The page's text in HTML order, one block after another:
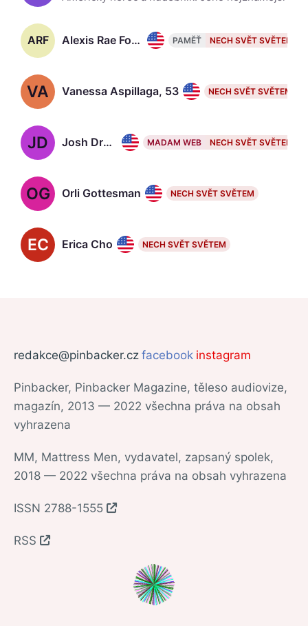
ARF Alexis Rae Forlenza PAMĚŤ NECH SVĚT SVĚTEM
VA Vanessa Aspillaga, 53 NECH SVĚT SVĚTEM
JD Josh Drennen MADAM WEB NECH SVĚT SVĚTEM
OG Orli Gottesman NECH SVĚT SVĚTEM
EC Erica Cho NECH SVĚT SVĚTEM
redakce@pinbacker.cz facebook instagram
Pinbacker, Pinbacker Magazine, těleso audiovize,
magazín, 2013 — 2022 všechna práva na obsah
vyhrazena
MM, Mattress Men, vydavatel, zapsaný spolek,
2018 — 2022 všechna práva na obsah vyhrazena
ISSN 2788-1555
RSS